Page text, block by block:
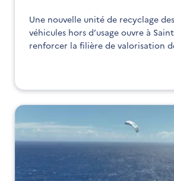
Une nouvelle unité de recyclage
véhicules hors d’usage ouvre à
renforcer la filière de valorisation